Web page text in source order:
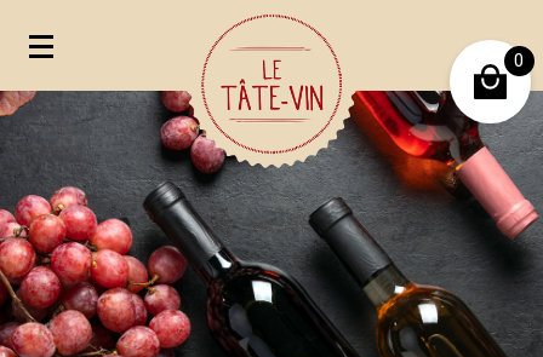
Mon compte
Mes favoris
0